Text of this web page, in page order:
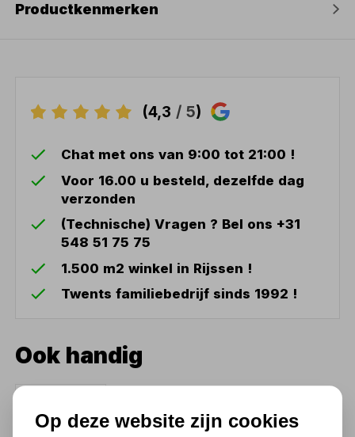
Productkenmerken
(4,3 / 5)
Chat met ons van 9:00 tot 21:00 !
Voor 16.00 u besteld, dezelfde dag
verzonden
(Technische) Vragen ? Bel ons +31
548 51 75 75
1.500 m2 winkel in Rijssen !
Twents familiebedrijf sinds 1992 !
Ook handig
GYS 2,0mm 50 stuks
Op deze website zijn cookies